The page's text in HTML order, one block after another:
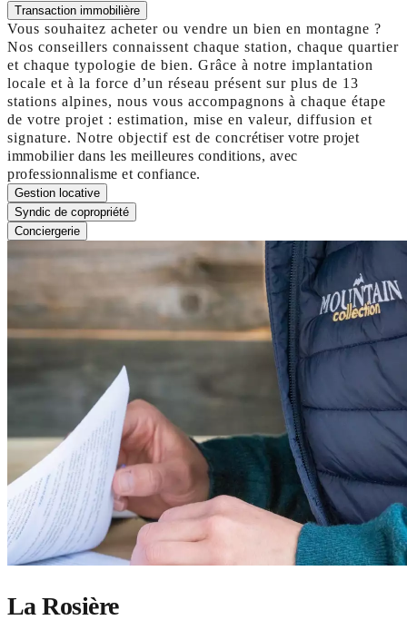
Transaction immobilière
Vous souhaitez acheter ou vendre un bien en montagne ?
Nos conseillers connaissent chaque station, chaque quartier
et chaque typologie de bien. Grâce à notre implantation
locale et à la force d’un réseau présent sur plus de 13
stations alpines, nous vous accompagnons à chaque étape
de votre projet : estimation, mise en valeur, diffusion et
signature. Notre objectif est de concrétiser votre projet
immobilier dans les meilleures conditions, avec
professionnalisme et confiance.
Gestion locative
Syndic de copropriété
Conciergerie
La Rosière